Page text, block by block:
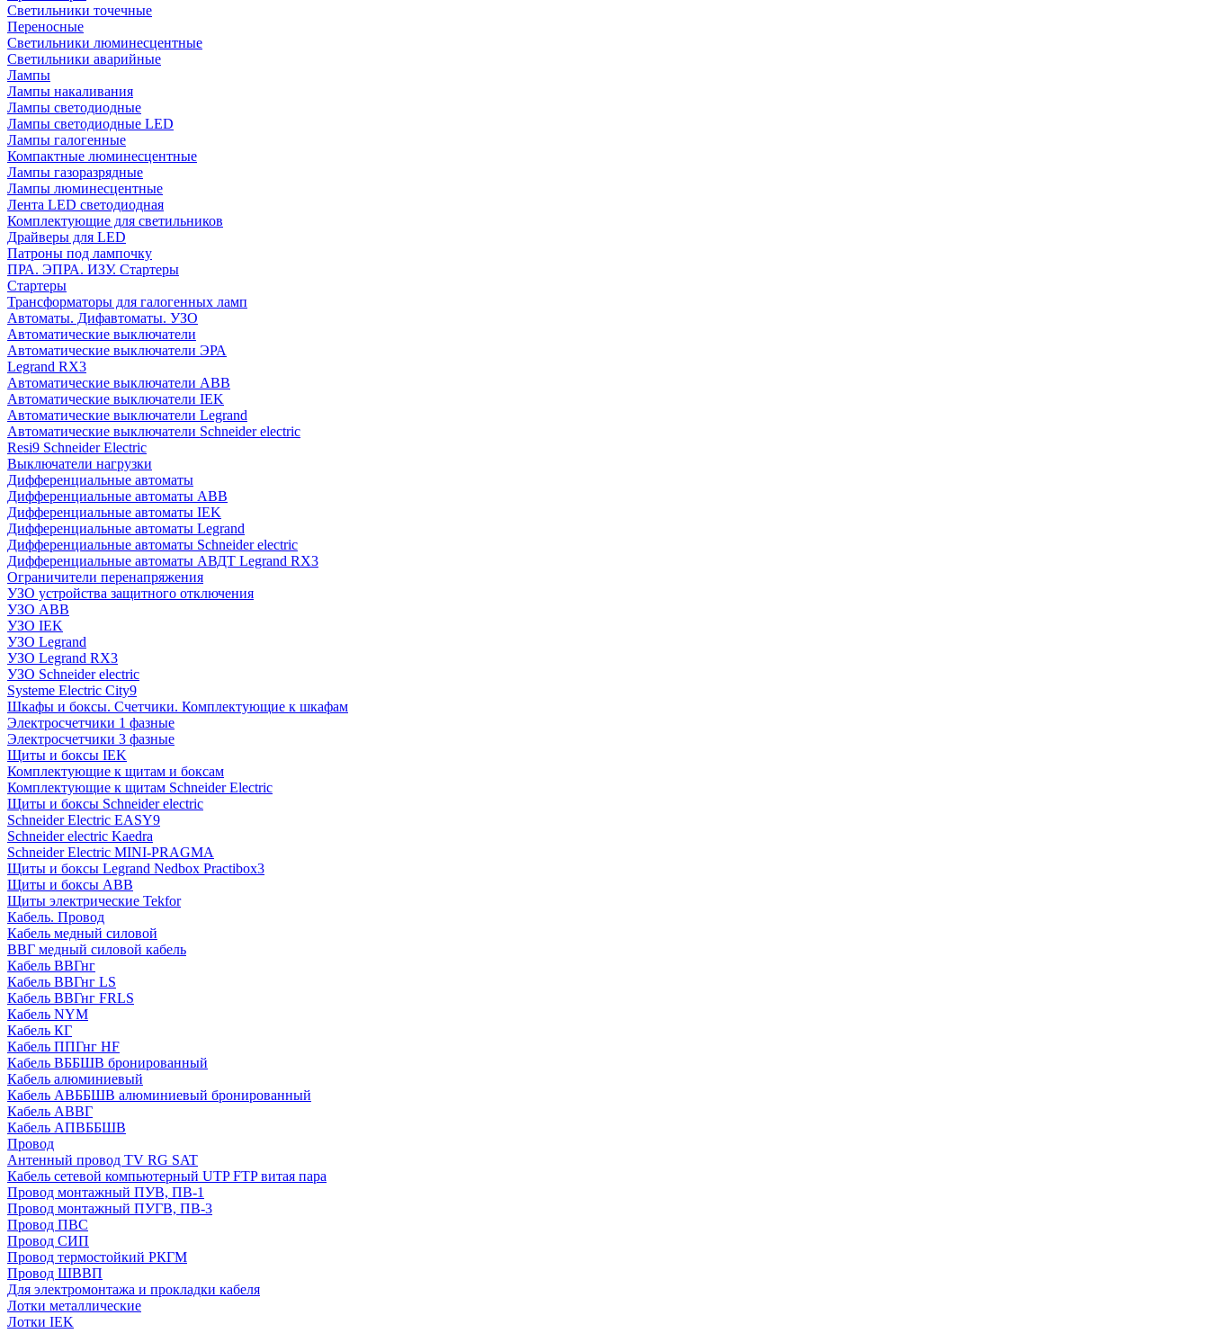
Cветильники точечные
Переносные
Светильники люминесцентные
Светильники аварийные
Лампы
Лампы накаливания
Лампы светодиодные
Лампы светодиодные LED
Лампы галогенные
Компактные люминесцентные
Лампы газоразрядные
Лампы люминесцентные
Лента LED светодиодная
Комплектующие для светильников
Драйверы для LED
Патроны под лампочку
ПРА. ЭПРА. ИЗУ. Стартеры
Стартеры
Трансформаторы для галогенных ламп
Автоматы. Дифавтоматы. УЗО
Автоматические выключатели
Автоматические выключатели ЭРА
Legrand RX3
Автоматические выключатели ABB
Автоматические выключатели IEK
Автоматические выключатели Legrand
Автоматические выключатели Schneider electric
Resi9 Schneider Electric
Выключатели нагрузки
Дифференциальные автоматы
Дифференциальные автоматы ABB
Дифференциальные автоматы IEK
Дифференциальные автоматы Legrand
Дифференциальные автоматы Schneider electric
Дифференциальные автоматы АВДТ Legrand RX3
Ограничители перенапряжения
УЗО устройства защитного отключения
УЗО ABB
УЗО IEK
УЗО Legrand
УЗО Legrand RX3
УЗО Schneider electric
Systeme Electric City9
Шкафы и боксы. Счетчики. Комплектующие к шкафам
Электросчетчики 1 фазные
Электросчетчики 3 фазные
Щиты и боксы IEK
Комплектующие к щитам и боксам
Комплектующие к щитам Schneider Electric
Щиты и боксы Schneider electric
Schneider Electric EASY9
Schneider electric Kaedra
Schneider Electric MINI-PRAGMA
Щиты и боксы Legrand Nedbox Practibox3
Щиты и боксы ABB
Щиты электрические Tekfor
Кабель. Провод
Кабель медный силовой
ВВГ медный силовой кабель
Кабель ВВГнг
Кабель ВВГнг LS
Кабель ВВГнг FRLS
Кабель NYM
Кабель КГ
Кабель ППГнг HF
Кабель ВББШВ бронированный
Кабель алюминиевый
Кабель АВББШВ алюминиевый бронированный
Кабель АВВГ
Кабель АПВББШВ
Провод
Антенный провод TV RG SAT
Кабель сетевой компьютерный UTP FTP витая пара
Провод монтажный ПУВ, ПВ-1
Провод монтажный ПУГВ, ПВ-3
Провод ПВС
Провод СИП
Провод термостойкий РКГМ
Провод ШВВП
Для электромонтажа и прокладки кабеля
Лотки металлические
Лотки IEK